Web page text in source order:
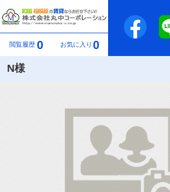
閲覧履歴 0 お気に入り 0
N様